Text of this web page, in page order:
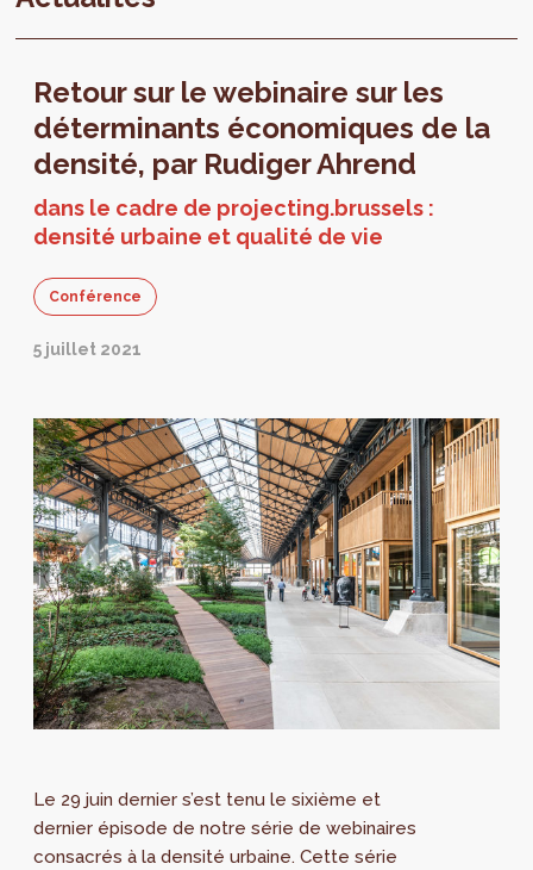
Retour sur le webinaire sur les
déterminants économiques de la
densité, par Rudiger Ahrend
dans le cadre de projecting.brussels :
densité urbaine et qualité de vie
Conférence
5 juillet 2021
Le 29 juin dernier s’est tenu le sixième et
dernier épisode de notre série de webinaires
consacrés à la densité urbaine. Cette série